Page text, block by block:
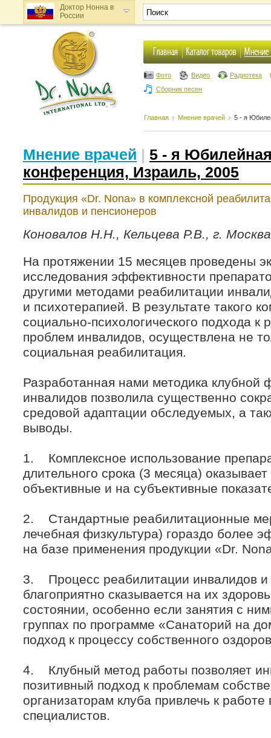
Доктор Нонна в
России
Доктор Нонна в
Украине
Фото Видео
Радиотека
Сборник песен
Главная Мнение врачей 5 - я
Мнение врачей | 5 - я
конференция, Израиль, 2005
Продукция «Dr. Nona» в комплексной
инвалидов и пенсионеров
Коновалов Н.Н., Кельцева Р.В., г.
На протяжении 15 месяцев проведены
исследования эффективности
другими методами реабилитации
и психотерапией. В результате такого
социально-психологического подхода
проблем инвалидов, осуществлена не
социальная реабилитация.
Разработанная нами методика
инвалидов позволила существенно
средовой адаптации обследуемых, а
выводы.
1. Комплексное использование
длительного срока (3 месяца)
объективные и на субъективные
2. Стандартные реабилитационные
лечебная физкультура) гораздо более
на базе применения продукции «Dr.
3. Процесс реабилитации инвалидов и
благоприятно сказывается на их
состоянии, особенно если занятия с
группах по программе «Санаторий на
подход к процессу собственного
4. Клубный метод работы позволяет
позитивный подход к проблемам
организаторам клуба привлечь к
специалистов.